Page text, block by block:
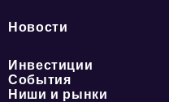
Новости
Инвестиции
События
Ниши и рынки